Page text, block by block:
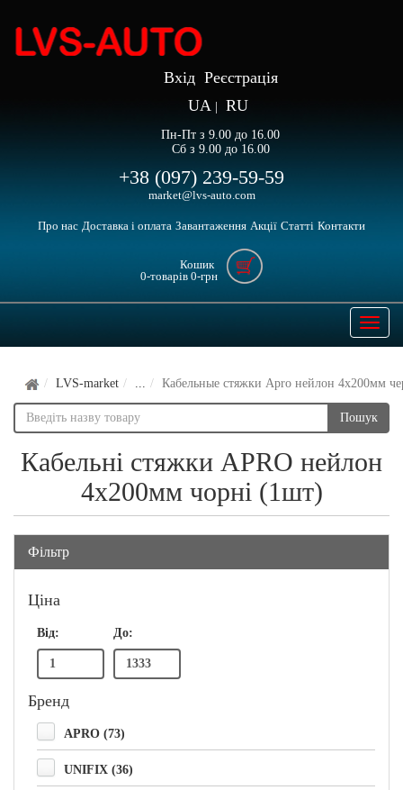
Вхід Реєстрація
UA
RU
Пн-Пт з 9.00 до 16.00
Сб з 9.00 до 16.00
+38 (097) 239-59-59
market@lvs-auto.com
Про нас Доставка і оплата Завантаження Акції Статті Контакти
Кошик
0-товарів 0-грн
Open
LVS-market ... Кабельные стяжки Apro нейлон 4x200мм
Пошук
Кабельні стяжки APRO нейлон
4x200мм чорні (1шт)
Фільтр
Ціна
Від: До:
Бренд
APRO (73)
UNIFIX (36)